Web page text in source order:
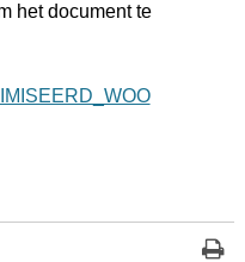
het document te